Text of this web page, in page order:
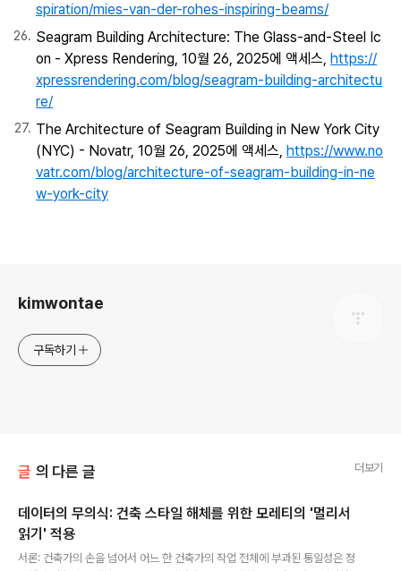
spiration/mies-van-der-rohes-inspiring-beams/
Seagram Building Architecture: The Glass-and-Steel Ic
on - Xpress Rendering, 10월 26, 2025에 액세스, https://
xpressrendering.com/blog/seagram-building-architectu
re/
The Architecture of Seagram Building in New York City
(NYC) - Novatr, 10월 26, 2025에 액세스, https://www.no
vatr.com/blog/architecture-of-seagram-building-in-ne
w-york-city
kimwontae
구독하기
글 의 다른 글 더보기
데이터의 무의식: 건축 스타일 해체를 위한 모레티의 '멀리서
읽기' 적용
서론: 건축가의 손을 넘어서 어느 한 건축가의 작업 전체에 부과된 통일성은 정